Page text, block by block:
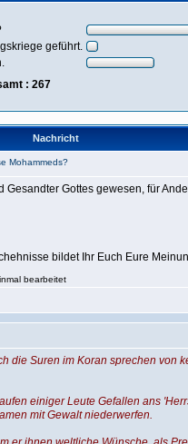
geführt.
: 267
Nachricht
Mohammeds?
Gottes gewesen, für
bildet Ihr Euch Eure
bearbeitet
die Suren im Koran sprechen von
einiger Leute Gefallen ans
mit Gewalt niederwerfen.